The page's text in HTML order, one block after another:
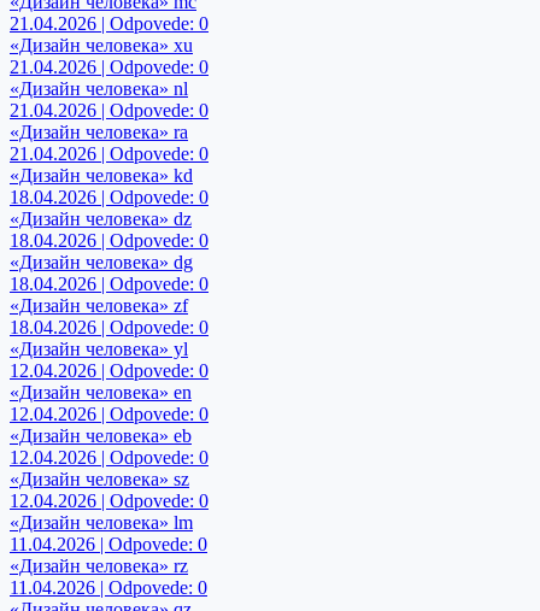
21.04.2026 | Odpovede: 0
«Дизайн человека» xu
21.04.2026 | Odpovede: 0
«Дизайн человека» nl
21.04.2026 | Odpovede: 0
«Дизайн человека» ra
21.04.2026 | Odpovede: 0
«Дизайн человека» kd
18.04.2026 | Odpovede: 0
«Дизайн человека» dz
18.04.2026 | Odpovede: 0
«Дизайн человека» dg
18.04.2026 | Odpovede: 0
«Дизайн человека» zf
18.04.2026 | Odpovede: 0
«Дизайн человека» yl
12.04.2026 | Odpovede: 0
«Дизайн человека» en
12.04.2026 | Odpovede: 0
«Дизайн человека» eb
12.04.2026 | Odpovede: 0
«Дизайн человека» sz
12.04.2026 | Odpovede: 0
«Дизайн человека» lm
11.04.2026 | Odpovede: 0
«Дизайн человека» rz
11.04.2026 | Odpovede: 0